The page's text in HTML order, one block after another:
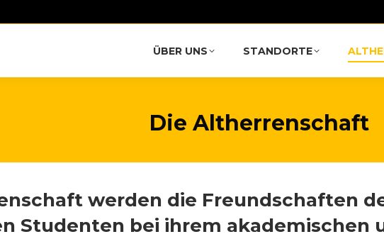
ÜBER UNS STANDORTE
Die Altherrenschaft
werden die Freundschaften
Studenten bei ihrem akademischen